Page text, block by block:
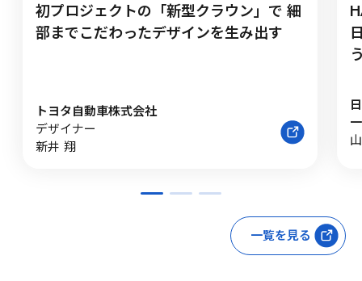
初プロジェクトの「新型クラウン」で 細
部までこだわったデザインを生み出す
トヨタ自動車株式会社
デザイナー
新井 翔
一覧を見る